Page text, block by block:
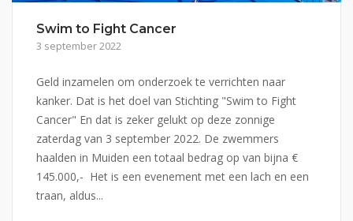
Swim to Fight Cancer
3 september 2022
Geld inzamelen om onderzoek te verrichten naar
kanker. Dat is het doel van Stichting "Swim to Fight
Cancer" En dat is zeker gelukt op deze zonnige
zaterdag van 3 september 2022. De zwemmers
haalden in Muiden een totaal bedrag op van bijna €
145.000,- Het is een evenement met een lach en een
traan, aldus...